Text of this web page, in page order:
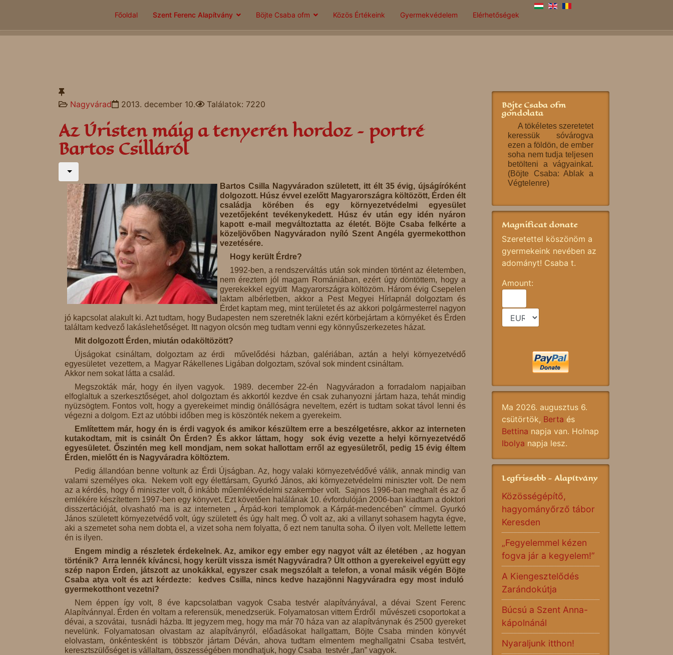
Főoldal Szent Ferenc Alapítvány Böjte Csaba ofm Közös Értékeink Gyermekvédelem Elérhetőségek
Nagyvárad 2013. december 10. Találatok: 7220
Az Úristen máig a tenyerén hordoz – portré
Bartos Csilláról
Bartos Csilla Nagyváradon született, itt élt 35 évig, újságíróként
dolgozott. Húsz évvel ezelőtt Magyarországra költözött, Érden élt
családja körében és egy környezetvédelmi egyesület
vezetőjeként tevékenykedett. Húsz év után egy idén nyáron
kapott e-mail megváltoztatta az életét. Böjte Csaba felkérte a
közeljövőben Nagyváradon nyíló Szent Angéla gyermekotthon
vezetésére.
Hogy került Érdre?
1992-ben, a rendszerváltás után sok minden történt az életemben,
nem éreztem jól magam Romániában, ezért úgy döntöttem, hogy a
gyerekekkel együtt Magyarországra költözöm. Három évig Csepelen
laktam albérletben, akkor a Pest Megyei Hírlapnál dolgoztam és
Érdet kaptam meg, mint területet és az akkori polgármesterrel nagyon
jó kapcsolat alakult ki. Azt tudtam, hogy Budapesten nem szeretnék lakni ezért körbejártam a környéket és Érden
találtam kedvező lakáslehetőséget. Itt nagyon olcsón meg tudtam venni egy könnyűszerkezetes házat.
Mit dolgozott Érden, miután odaköltözött?
Újságokat csináltam, dolgoztam az érdi művelődési házban, galériában, aztán a helyi környezetvédő
egyesületet vezettem, a Magyar Rákellenes Ligában dolgoztam, szóval sok mindent csináltam.
Akkor nem sokat látta a család.
Megszokták már, hogy én ilyen vagyok. 1989. december 22-én Nagyváradon a forradalom napjaiban
elfoglaltuk a szerkesztőséget, ahol dolgoztam és akkortól kezdve én csak zuhanyozni jártam haza, tehát mindig
nyüzsögtem. Fontos volt, hogy a gyerekeimet mindig önállóságra neveltem, ezért is tudtam sokat távol lenni és
végezni a dolgom. Ezt az utóbbi időben meg is köszönték nekem a gyerekeim.
Említettem már, hogy én is érdi vagyok és amikor készültem erre a beszélgetésre, akkor az interneten
kutakodtam, mit is csinált Ön Érden? És akkor láttam, hogy sok évig vezette a helyi környezetvédő
egyesületet. Őszintén meg kell mondjam, nem sokat hallottam erről az egyesületről, pedig 15 évig éltem
Érden, mielőtt én is Nagyváradra költöztem.
Pedig állandóan benne voltunk az Érdi Újságban. Az, hogy valaki környezetvédővé válik, annak mindig van
valami személyes oka. Nekem volt egy élettársam, Gyurkó János, aki környezetvédelmi miniszter volt. De nem
az a kérdés, hogy ő miniszter volt, ő inkább műemlékvédelmi szakember volt. Sajnos 1996-ban meghalt és az ő
emlékére készítettem 1997-ben egy könyvet. Ezt követően halálának 10. évfordulóján 2006-ban kiadtam a doktori
disszertációját, olvasható ma is az interneten „ Árpád-kori templomok a Kárpát-medencében” címmel. Gyurkó
János született környezetvédő volt, úgy született és úgy halt meg. Ő volt az, aki a villanyt sohasem hagyta égve,
aki a szemetet soha nem dobta el, a vizet soha nem folyatta, ő ezt nem tanulta soha. Ő ilyen volt. Mellette lettem
én is ilyen.
Engem mindig a részletek érdekelnek. Az, amikor egy ember egy nagyot vált az életében , az hogyan
történik? Arra lennék kíváncsi, hogy került vissza ismét Nagyváradra? Ült otthon a gyerekeivel együtt egy
szép napon Érden, játszott az unokákkal, egyszer csak megszólalt a telefon, a vonal másik végén Böjte
Csaba atya volt és azt kérdezte: kedves Csilla, nincs kedve hazajönni Nagyváradra egy most induló
gyermekotthont vezetni?
Nem éppen így volt, 8 éve kapcsolatban vagyok Csaba testvér alapítványával, a dévai Szent Ferenc
Alapítvánnyal. Érden én voltam a referensük, menedzserük. Folyamatosan vittem Érdről művészeti csoportokat a
dévai, a szovátai, tusnádi házba. Itt jegyzem meg, hogy ma már 70 háza van az alapítványnak és 2500 gyereket
nevelünk. Folyamatosan olvastam az alapítványról, előadásokat hallgattam, Böjte Csaba minden könyvét
elolvastam, önkéntesként is többször jártam Déván, ahova tudtam elmentem meghallgatni Csaba testvért,
keresztszülőséget is vállaltam, összességében mondhatjuk, hogy Csaba testvér „fan” vagyok.
Böjte Csaba ofm
gondolata
A tökéletes szeretetet
keressük sóvárogva
ezen a földön, de ember
soha nem tudja teljesen
betölteni a vágyainkat.
(Böjte Csaba: Ablak a
Végtelenre)
Magnificat donate
Szeretettel köszönöm a
gyermekeink nevében az
adományt! Csaba t.
Amount:
Ma 2026. augusztus 6.
csütörtök, Berta és
Bettina napja van. Holnap
Ibolya napja lesz.
Legfrissebb - Alapítvány
Közösségépítő,
hagyományőrző tábor
Keresden
„Fegyelemmel kézen
fogva jár a kegyelem!”
A Kiengesztelődés
Zarándokútja
Búcsú a Szent Anna-
kápolnánál
Nyaraljunk itthon!